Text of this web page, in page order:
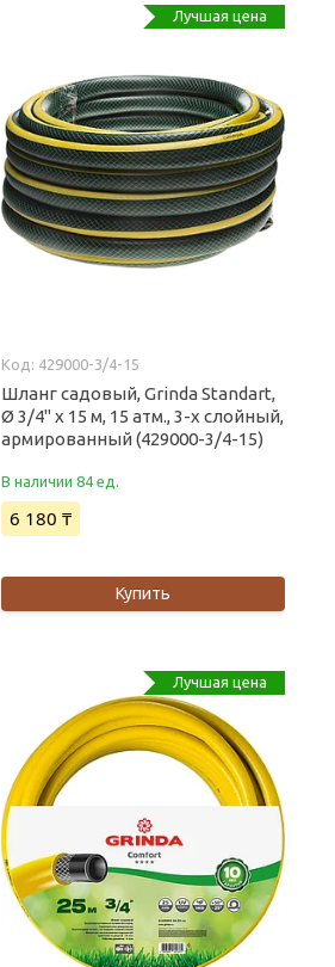
Лучшая цена
429000-3/4-15
Шланг садовый, Grinda Standart,
Ø 3/4" x 15 м, 15 атм., 3-х слойный,
армированный (429000-3/4-15)
В наличии 84 ед.
6 180 ₸
Купить
Лучшая цена